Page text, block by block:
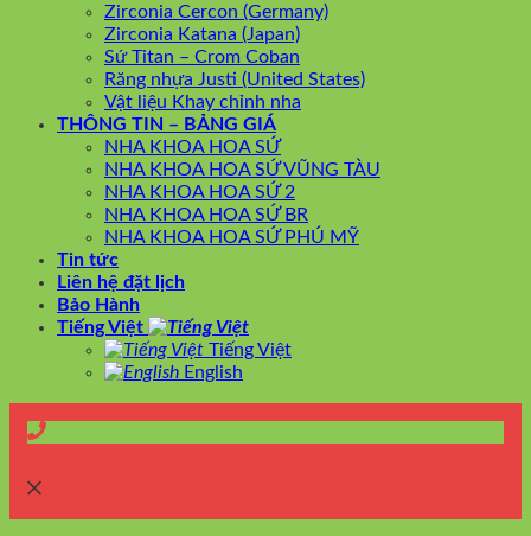
Zirconia Cercon (Germany)
Zirconia Katana (Japan)
Sứ Titan – Crom Coban
Răng nhựa Justi (United States)
Vật liệu Khay chỉnh nha
THÔNG TIN – BẢNG GIÁ
NHA KHOA HOA SỨ
NHA KHOA HOA SỨ VŨNG TÀU
NHA KHOA HOA SỨ 2
NHA KHOA HOA SỨ BR
NHA KHOA HOA SỨ PHÚ MỸ
Tin tức
Liên hệ đặt lịch
Bảo Hành
Tiếng Việt
Tiếng Việt
English